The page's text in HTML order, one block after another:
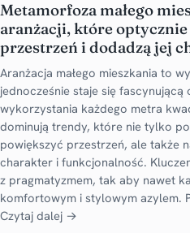
Metamorfoza małego
aranżacji, które
przestrzeń i dodadzą jej
Aranżacja małego mieszkania to
jednocześnie staje się
wykorzystania każdego metra
dominują trendy, które nie tylko
powiększyć przestrzeń, ale także
charakter i funkcjonalność.
z pragmatyzmem, tak aby nawet
komfortowym i stylowym azylem.
Czytaj dalej →